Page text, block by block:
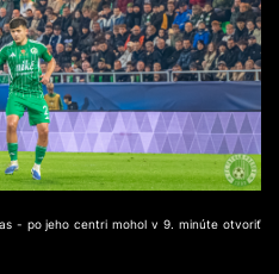
- po jeho centri mohol v 9. minúte otvoriť